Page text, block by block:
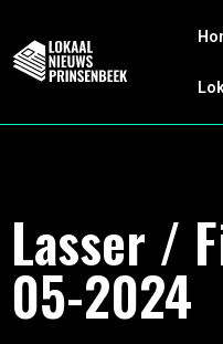
Lasser /
05-2024